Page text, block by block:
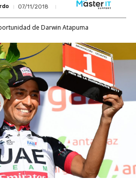
07/11/2018
de Darwin Atapuma